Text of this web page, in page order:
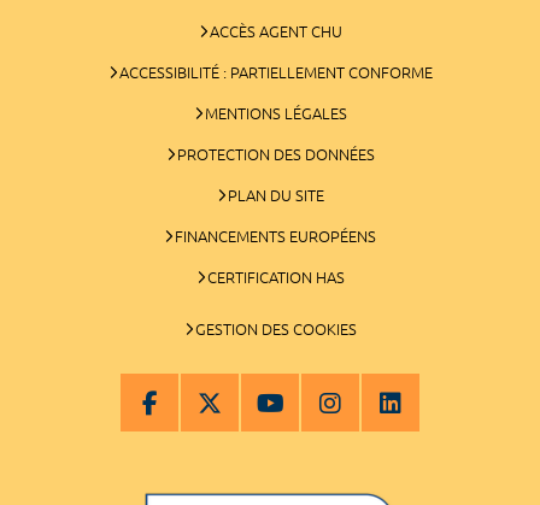
ACCÈS AGENT CHU
ACCESSIBILITÉ : PARTIELLEMENT CONFORME
MENTIONS LÉGALES
PROTECTION DES DONNÉES
PLAN DU SITE
FINANCEMENTS EUROPÉENS
CERTIFICATION HAS
GESTION DES COOKIES